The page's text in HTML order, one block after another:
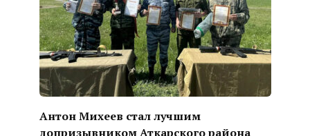
Антон Михеев стал лучшим
допризывником Аткарского района